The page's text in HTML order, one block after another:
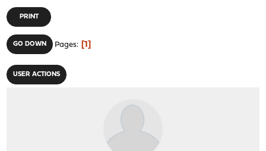
PRINT
GO DOWN Pages 1
USER ACTIONS